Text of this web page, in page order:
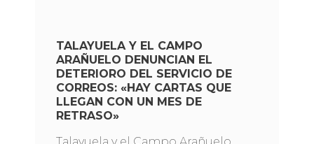
TALAYUELA Y EL CAMPO
ARAÑUELO DENUNCIAN EL
DETERIORO DEL SERVICIO DE
CORREOS: «HAY CARTAS QUE
LLEGAN CON UN MES DE
RETRASO»